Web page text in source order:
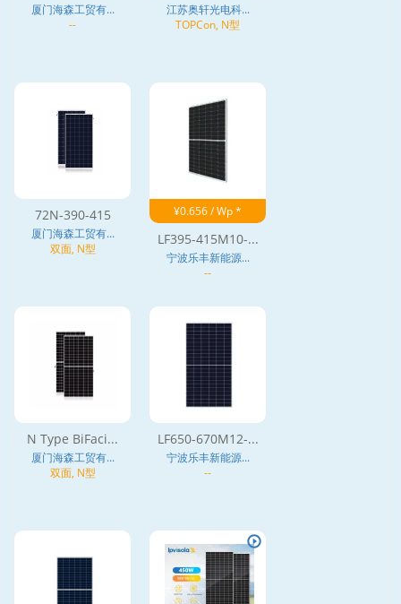
厦门海森工贸有...
--
江苏奥轩光电科...
TOPCon, N型
72N-390-415
厦门海森工贸有...
双面, N型
¥0.656 / Wp *
LF395-415M10-...
宁波乐丰新能源...
--
N Type BiFaci...
厦门海森工贸有...
双面, N型
LF650-670M12-...
宁波乐丰新能源...
--